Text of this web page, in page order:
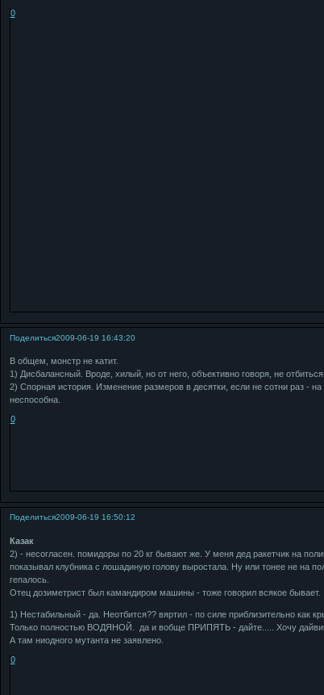
0
Поделиться2009-06-19 16:43:20
В общем, монстр не катит.
1) Дисбалансный. Вроде, хилый, но от него, объективно говоря, не
2) Спорная история. Изменение размеров в десятки, если не сотни раз - на
неспособна.
0
Поделиться2009-06-19 16:50:12
Казак
2) - несогласен. помидоры по 20 кг бывают же. У меня дед ракетчик на
показывал клубника с лошадиную голову выростала. Ну или тонее не на
гепалось.
Отец дозиметрист был камандиром машины - тоже говорил всякое бывает.
1) Нестабильный - да. Неотбится?? вяртил - по силе приблизительно как
Только полностью ВОДЯНОЙ. да и вобще ПРИПЯТЬ - дайте..... Хочу
А там ниодного мутанта не заявлено.
0